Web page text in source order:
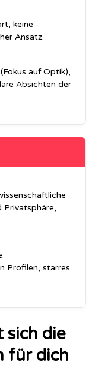
keine
Ansatz.
auf Optik),
Absichten der
Privatsphäre,
Profilen, starres
sich die
für dich